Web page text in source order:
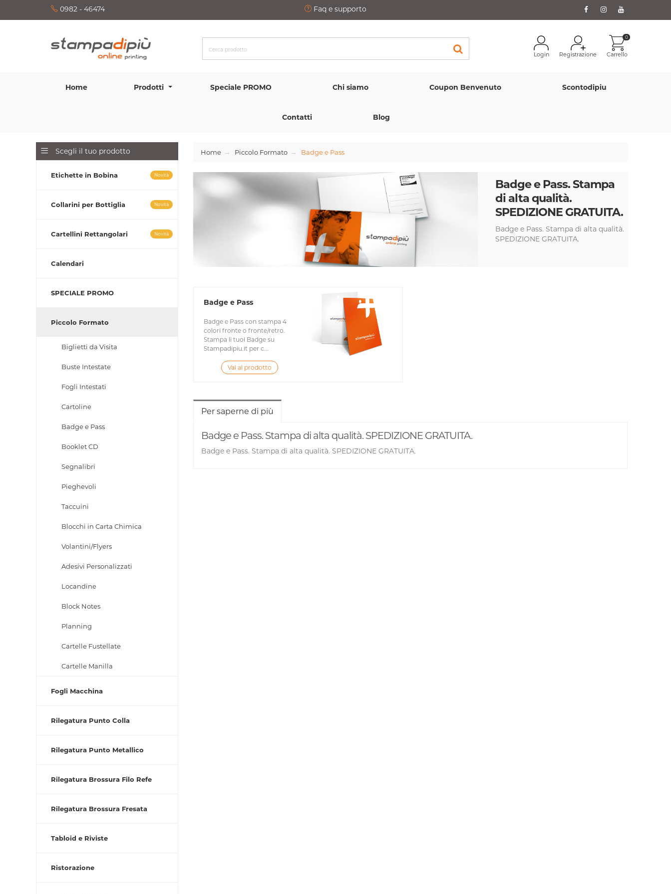
0982 - 46474 Faq e supporto
Login Registrazione Carrello
0
Home Prodotti Speciale PROMO Chi siamo Coupon Benvenuto Scontodipiu
Contatti Blog
Scegli il tuo prodotto
Etichette in Bobina Novità
Collarini per Bottiglia Novità
Cartellini Rettangolari Novità
Calendari
SPECIALE PROMO
Piccolo Formato
Biglietti da Visita
Buste Intestate
Fogli Intestati
Cartoline
Badge e Pass
Booklet CD
Segnalibri
Pieghevoli
Taccuini
Blocchi in Carta Chimica
Volantini/Flyers
Adesivi Personalizzati
Locandine
Block Notes
Planning
Cartelle Fustellate
Cartelle Manilla
Fogli Macchina
Rilegatura Punto Colla
Rilegatura Punto Metallico
Rilegatura Brossura Filo Refe
Rilegatura Brossura Fresata
Tabloid e Riviste
Ristorazione
Home Piccolo Formato Badge e Pass
Badge e Pass. Stampa
di alta qualità.
SPEDIZIONE GRATUITA.
Badge e Pass. Stampa di alta qualità.
SPEDIZIONE GRATUITA.
Badge e Pass
Badge e Pass con stampa 4
colori fronte o fronte/retro.
Stampa li tuoi Badge su
Stampadipiu.it per c...
Vai al prodotto
Per saperne di più
Badge e Pass. Stampa di alta qualità. SPEDIZIONE GRATUITA.
Badge e Pass. Stampa di alta qualità. SPEDIZIONE GRATUITA.